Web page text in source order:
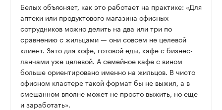
Белых объясняет, как это работает на практике: «Для
аптеки или продуктового магазина офисных
сотрудников можно делить на два или три по
сравнению с жильцами — они совсем не целевой
клиент. Зато для кофе, готовой еды, кафе с бизнес-
ланчами уже целевой. А семейное кафе с вином
больше ориентировано именно на жильцов. В чисто
офисном кластере такой формат бы не выжил, а в
смешанном вполне может не просто выжить, но еще
и заработать».